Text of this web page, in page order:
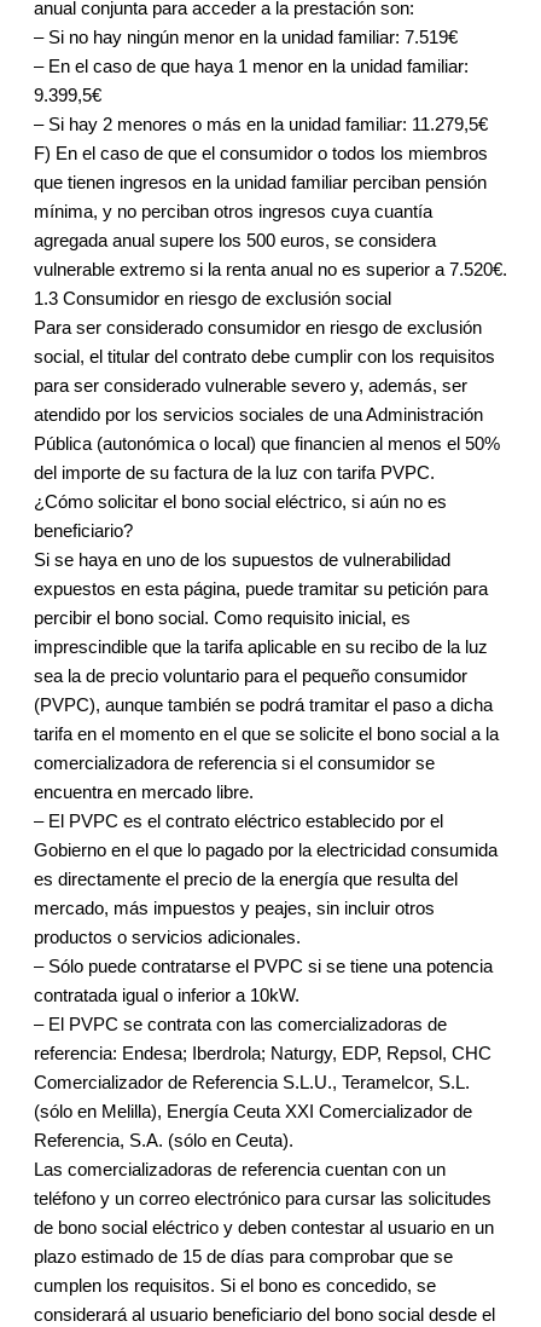
anual conjunta para acceder a la prestación son:
– Si no hay ningún menor en la unidad familiar: 7.519€
– En el caso de que haya 1 menor en la unidad familiar:
9.399,5€
– Si hay 2 menores o más en la unidad familiar: 11.279,5€
F) En el caso de que el consumidor o todos los miembros
que tienen ingresos en la unidad familiar perciban pensión
mínima, y no perciban otros ingresos cuya cuantía
agregada anual supere los 500 euros, se considera
vulnerable extremo si la renta anual no es superior a 7.520€.
1.3 Consumidor en riesgo de exclusión social
Para ser considerado consumidor en riesgo de exclusión
social, el titular del contrato debe cumplir con los requisitos
para ser considerado vulnerable severo y, además, ser
atendido por los servicios sociales de una Administración
Pública (autonómica o local) que financien al menos el 50%
del importe de su factura de la luz con tarifa PVPC.
¿Cómo solicitar el bono social eléctrico, si aún no es
beneficiario?
Si se haya en uno de los supuestos de vulnerabilidad
expuestos en esta página, puede tramitar su petición para
percibir el bono social. Como requisito inicial, es
imprescindible que la tarifa aplicable en su recibo de la luz
sea la de precio voluntario para el pequeño consumidor
(PVPC), aunque también se podrá tramitar el paso a dicha
tarifa en el momento en el que se solicite el bono social a la
comercializadora de referencia si el consumidor se
encuentra en mercado libre.
– El PVPC es el contrato eléctrico establecido por el
Gobierno en el que lo pagado por la electricidad consumida
es directamente el precio de la energía que resulta del
mercado, más impuestos y peajes, sin incluir otros
productos o servicios adicionales.
– Sólo puede contratarse el PVPC si se tiene una potencia
contratada igual o inferior a 10kW.
– El PVPC se contrata con las comercializadoras de
referencia: Endesa; Iberdrola; Naturgy, EDP, Repsol, CHC
Comercializador de Referencia S.L.U., Teramelcor, S.L.
(sólo en Melilla), Energía Ceuta XXI Comercializador de
Referencia, S.A. (sólo en Ceuta).
Las comercializadoras de referencia cuentan con un
teléfono y un correo electrónico para cursar las solicitudes
de bono social eléctrico y deben contestar al usuario en un
plazo estimado de 15 de días para comprobar que se
cumplen los requisitos. Si el bono es concedido, se
considerará al usuario beneficiario del bono social desde el